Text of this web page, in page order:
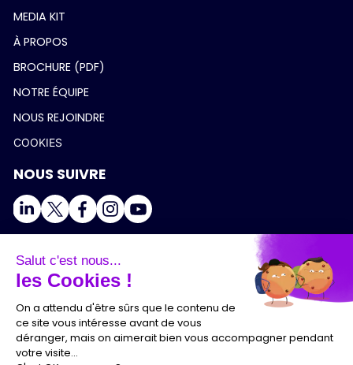
MEDIA KIT
À PROPOS
BROCHURE (PDF)
NOTRE ÉQUIPE
NOUS REJOINDRE
COOKIES
NOUS SUIVRE
Salut c'est nous...
les Cookies !
On a attendu d'être sûrs que le contenu de
ce site vous intéresse avant de vous
déranger, mais on aimerait bien vous accompagner pendant
votre visite...